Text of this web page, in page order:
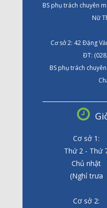
BS phụ trách chuyên
Nữ
Cơ sở 2: 42 Đặng
ĐT:
BS phụ trách
Cơ sở 1:
Thứ 2 - Thứ
Chủ nhật
(Nghỉ trưa
Cơ sở 2: